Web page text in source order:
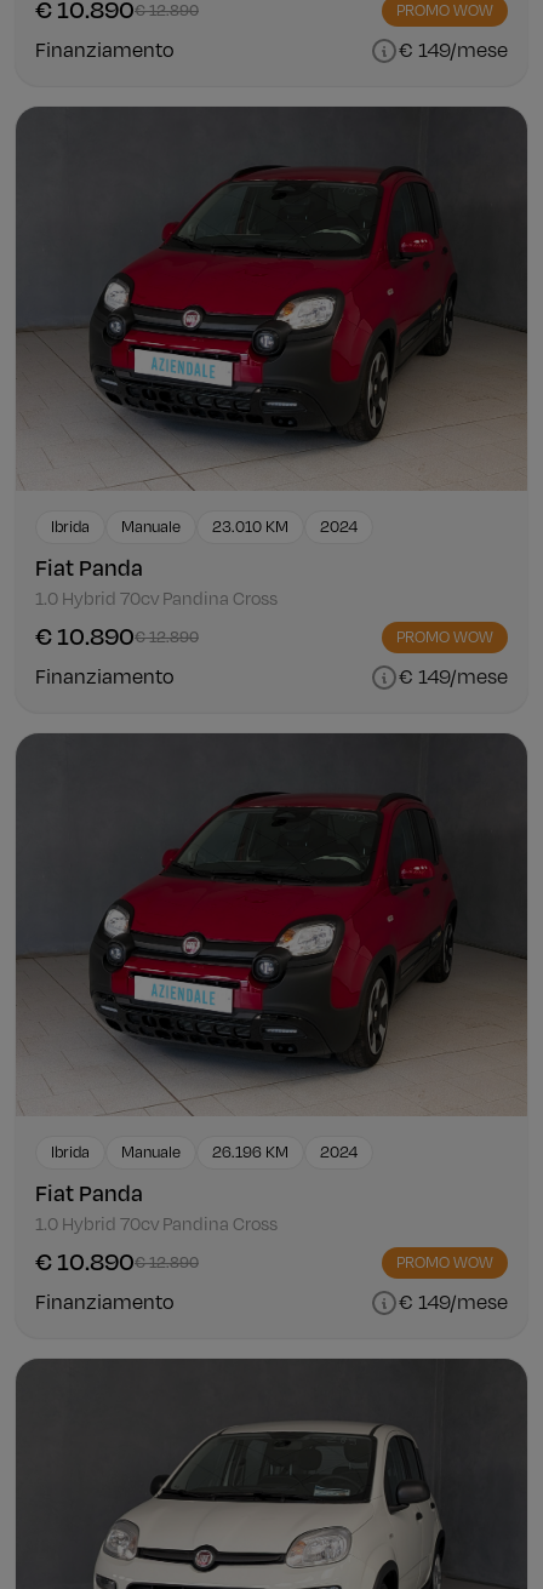
€ 10.890€ 12.890 PROMO WOW
Finanziamento € 149/mese
Ibrida Manuale 23.010 KM 2024
Fiat Panda
1.0 Hybrid 70cv Pandina Cross
€ 10.890€ 12.890 PROMO WOW
Finanziamento € 149/mese
Ibrida Manuale 26.196 KM 2024
Fiat Panda
1.0 Hybrid 70cv Pandina Cross
€ 10.890€ 12.890 PROMO WOW
Finanziamento € 149/mese